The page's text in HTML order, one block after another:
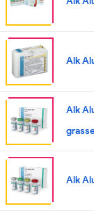
Alk
Alk
Alk